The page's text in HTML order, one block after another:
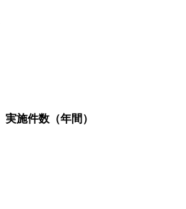
実施件数（年間）